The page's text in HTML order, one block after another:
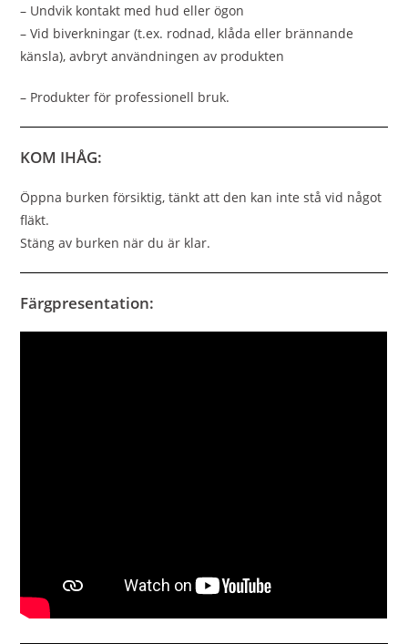
– Undvik kontakt med hud eller ögon
– Vid biverkningar (t.ex. rodnad, klåda eller brännande
känsla), avbryt användningen av produkten
– Produkter för professionell bruk.
KOM IHÅG:
Öppna burken försiktig, tänkt att den kan inte stå vid något
fläkt.
Stäng av burken när du är klar.
Färgpresentation: